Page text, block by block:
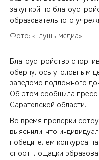
Фото: «Глушь медиа»
Благоустройство
обернулось уголовным
заведомо подложного
Об этом сообщила
Саратовской области.
Во время проверки
выяснили, что
победителем конкурса
спортплощадки